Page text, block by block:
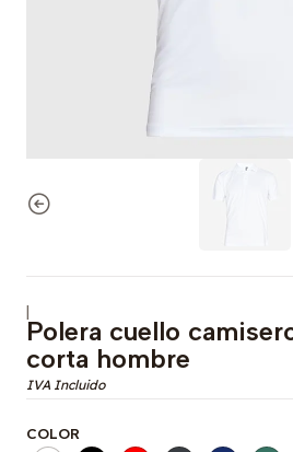
|
Polera cuello
corta hombre
COLOR